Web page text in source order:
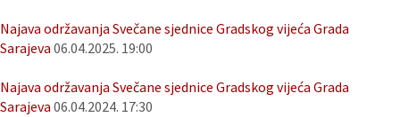
Najava održavanja Svečane sjednice Gradskog vijeća Grada
Sarajeva 06.04.2025. 19:00
Najava održavanja Svečane sjednice Gradskog vijeća Grada
Sarajeva 06.04.2024. 17:30